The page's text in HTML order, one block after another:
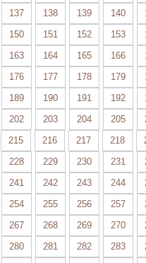
137 138 139 140
150 151 152 153
163 164 165 166
176 177 178 179
189 190 191 192
202 203 204 205
215 216 217 218
228 229 230 231
241 242 243 244
254 255 256 257
267 268 269 270
280 281 282 283